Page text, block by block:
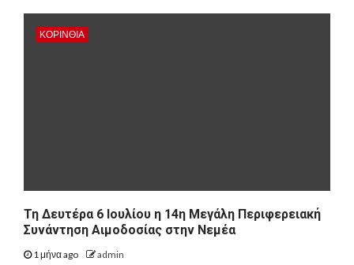
ΚΟΡΙΝΘΊΑ
Τη Δευτέρα 6 Ιουλίου η 14η Μεγάλη Περιφερειακή
Συνάντηση Αιμοδοσίας στην Νεμέα
1 μήνα ago admin